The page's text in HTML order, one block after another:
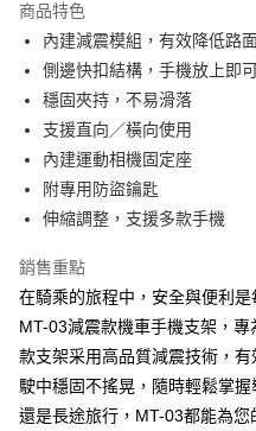
AFTEE先享後付
相關說明
【關於「AFTEE先享後付」】
AFTEE先享後付是「在收到商品之
便利好安心！
１．簡單：不需註冊會員、不需綁
２．便利：只要手機號碼，簡訊認證
３．安心：先確認商品／服務後，再
【「AFTEE先享後付」結帳流程】
結帳頁面，進行簡訊認證並確認金額
２．訂單成立數日內，您將收到繳
ATM／網路銀行／等多元方式進行
※ 請注意：結帳手續完成當下不需
購買商品的店家。未經商家同意取
後付繳納相關費用。
※ 交易是否成功請以「AFTEE先享
ATM付款
運送方式
全家取貨付款
每筆NT$60，滿NT$499(含以上)
付款後全家取貨
每筆NT$60，滿NT$499(含以
7-11取貨付款
每筆NT$60，滿NT$499(含以
付款後7-11取貨
商品特色
內建減震模組，有效降低路
側邊快扣結構，手機放上即
穩固夾持，不易滑落
支援直向／橫向使用
內建運動相機固定座
附專用防盜鑰匙
伸縮調整，支援多款手機
銷售重點
在騎乘的旅程中，安全與便利
MT-03減震款機車手機支架，
款支架采用高品質減震技術，
駛中穩固不搖晃，隨時輕鬆掌
還是長途旅行，MT-03都能為